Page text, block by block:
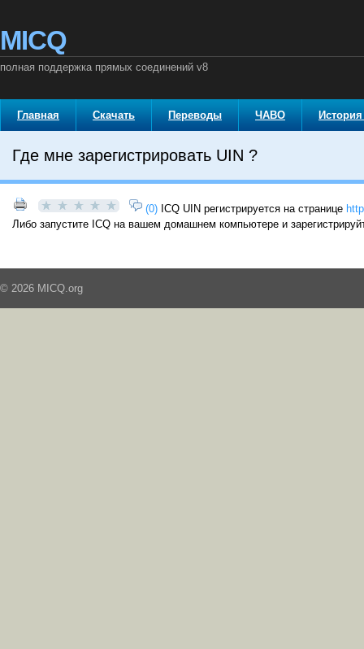
MICQ
полная поддержка прямых соединений v8
Главная Скачать Переводы ЧАВО
Где мне зарегистрировать UIN ?
(0) ICQ UIN регистрируется на странице
Либо запустите ICQ на вашем домашнем компьютере и
© 2026 MICQ.org